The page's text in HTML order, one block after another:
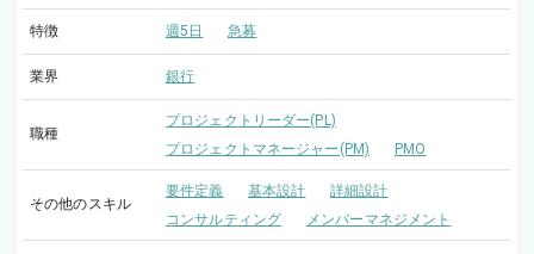
特徴 週5日 急募
業界 銀行
職種
プロジェクトリーダー(PL)
プロジェクトマネージャー(PM)
PMO
その他のスキル
要件定義 基本設計
詳細設計
コンサルティング
メンバーマネジメント